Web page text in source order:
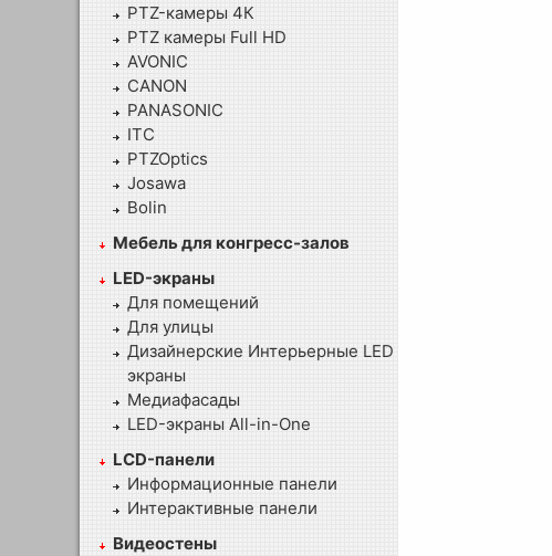
PTZ-камеры 4К
PTZ камеры Full HD
AVONIC
CANON
PANASONIC
ITC
PTZOptics
Josawa
Bolin
Мебель для конгресс-залов
LED-экраны
Для помещений
Для улицы
Дизайнерские Интерьерные LED
экраны
Медиафасады
LED-экраны All-in-One
LCD-панели
Информационные панели
Интерактивные панели
Видеостены